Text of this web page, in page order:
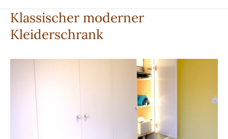
Klassischer moderner
Kleiderschrank